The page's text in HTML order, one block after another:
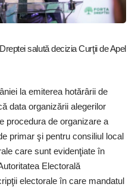
salută decizia Curţii de Apel
la emiterea hotărârii de
data organizării alegerilor
procedura de organizare a
primar şi pentru consiliul local
care sunt evidenţiate în
Electorală
electorale în care mandatul